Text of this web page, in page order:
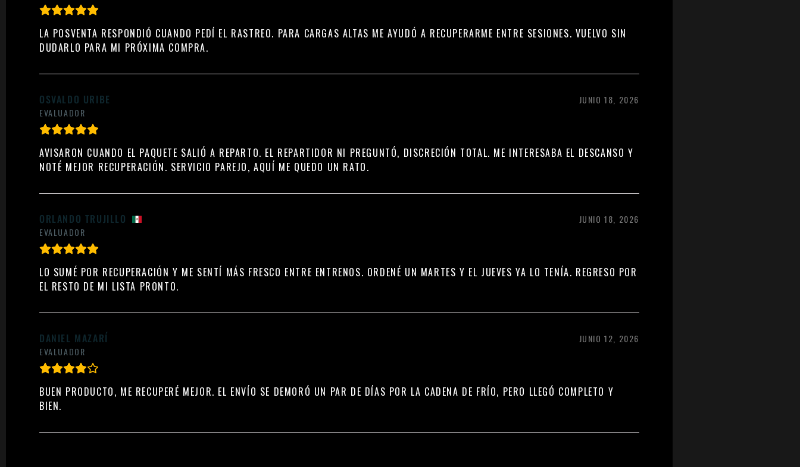
LA POSVENTA RESPONDIÓ CUANDO PEDÍ EL RASTREO. PARA CARGAS ALTAS ME AYUDÓ A RECUPERARME ENTRE SESIONES. VUELVO SIN
DUDARLO PARA MI PRÓXIMA COMPRA.
OSVALDO URIBE
EVALUADOR
JUNIO 18, 2026
AVISARON CUANDO EL PAQUETE SALIÓ A REPARTO. EL REPARTIDOR NI PREGUNTÓ, DISCRECIÓN TOTAL. ME INTERESABA EL DESCANSO Y
NOTÉ MEJOR RECUPERACIÓN. SERVICIO PAREJO, AQUÍ ME QUEDO UN RATO.
ORLANDO TRUJILLO
EVALUADOR
JUNIO 18, 2026
LO SUMÉ POR RECUPERACIÓN Y ME SENTÍ MÁS FRESCO ENTRE ENTRENOS. ORDENÉ UN MARTES Y EL JUEVES YA LO TENÍA. REGRESO POR
EL RESTO DE MI LISTA PRONTO.
DANIEL MAZARÍ
EVALUADOR
JUNIO 12, 2026
BUEN PRODUCTO, ME RECUPERÉ MEJOR. EL ENVÍO SE DEMORÓ UN PAR DE DÍAS POR LA CADENA DE FRÍO, PERO LLEGÓ COMPLETO Y
BIEN.